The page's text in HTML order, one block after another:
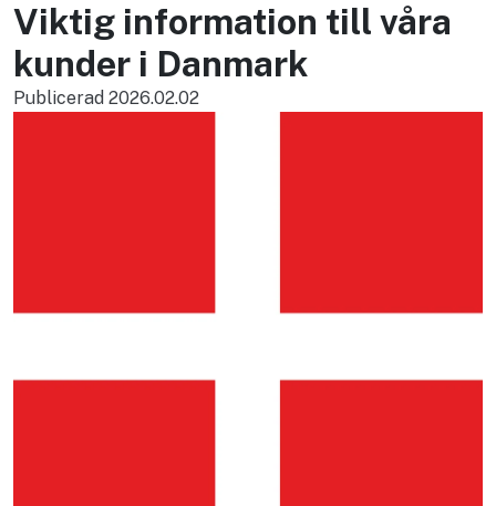
Viktig information till våra
kunder i Danmark
Publicerad 2026.02.02